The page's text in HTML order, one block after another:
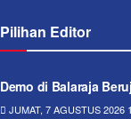
Pilihan Editor
Demo di Balaraja
JUMAT, 7 AGUSTUS 2026